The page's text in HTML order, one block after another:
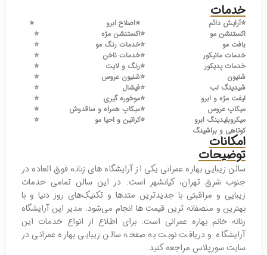
خدمات
⭐️آرایش دائم ⭐️اصلاح ابرو
⭐️
اکستنشن مو
⭐️اکستنشن مژه
⭐️
بافت مو
⭐️خدمات رنگ مو
⭐️
خدمات مانیکور
⭐️خدمات ناخن
⭐️
خدمات پدیکور
⭐️رنگ و لایت
⭐️
شنیون
⭐️شنیون عروس
⭐️
شیدینگ لب
⭐️فیشال
⭐️
لیفت مژه و ابرو
⭐️موخوره گیری
⭐️
میکاپ عروس
⭐️میکاپ همراه و ساقدوش
⭐️
میکروبلیدینگ ابرو
⭐️کراتین و احیا مو
⭐️
کوتاهی و براشینگ
امکانات
توضیحات
سالن زیبایی بهاره عمرانی یکی از آرایشگاه های زنانه فوق العاده در
جنوب شرق تهران، کیانشهر است. در این سالن تمامی خدمات
زیبایی و مراقبتی با جدیدترین متدها و تکنیک‌های روز دنیا و با
بهترین و منصفانه ترین قیمت ها انجام می‌شود. مدیر این آرایشگاه
زنانه خانم بهاره عمرانی است. برای اطلاع از انواع خدمات این
آرایشگاه و دریافت نوبت به صفحه سالن زیبایی بهاره عمرانی در
سایت سورپلاس مراجعه کنید.